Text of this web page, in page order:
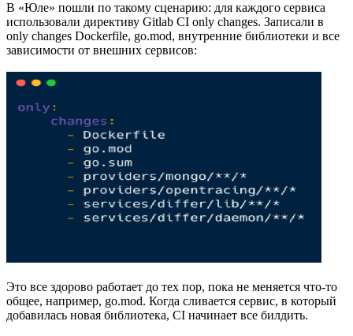
В «Юле» пошли по такому сценарию: для каждого сервиса
использовали директиву Gitlab CI only changes. Записали в
only changes Dockerfile, go.mod, внутренние библиотеки и все
зависимости от внешних сервисов:
Это все здорово работает до тех пор, пока не меняется что-то
общее, например, go.mod. Когда сливается сервис, в который
добавилась новая библиотека, CI начинает все билдить.